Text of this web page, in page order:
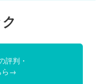
評判・
ら→